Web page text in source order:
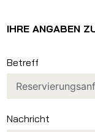
IHRE ANGABEN
Betreff
Nachricht